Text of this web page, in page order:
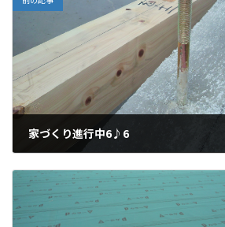
家づくり進行中6♪6